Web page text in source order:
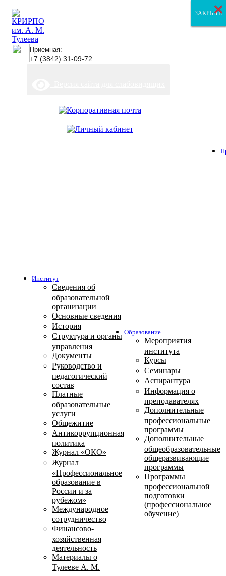
Приемная:
+7 (3842) 31-09-72
Институт
Сведения об
образовательной
организации
Основные сведения
История
Структура и органы
управления
Документы
Руководство и
педагогический
состав
Платные
образовательные
услуги
Общежитие
Антикоррупционная
политика
Журнал «ОКО»
Журнал
«Профессиональное
образование в
России и за
рубежом»
Международное
сотрудничество
Финансово-
хозяйственная
деятельность
Материалы о
Тулееве А. М.
Образование
Мероприятия
института
Курсы
Семинары
Аспирантура
Информация о
преподавателях
Дополнительные
профессиональные
программы
Дополнительные
общеобразовательные
общеразвивающие
программы
Программы
профессиональной
подготовки
(профессиональное
обучение)
ЗАКРЫТЬ
ЗАКРЫТЬ
ЗАКРЫТЬ
×
×
×